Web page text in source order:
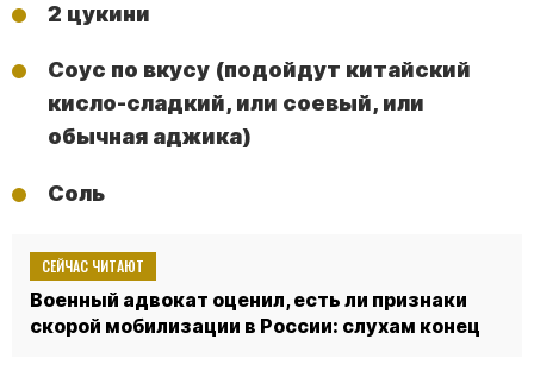
2 цукини
Соус по вкусу (подойдут китайский
кисло-сладкий, или соевый, или
обычная аджика)
Соль
СЕЙЧАС ЧИТАЮТ
Военный адвокат оценил, есть ли признаки
скорой мобилизации в России: слухам конец